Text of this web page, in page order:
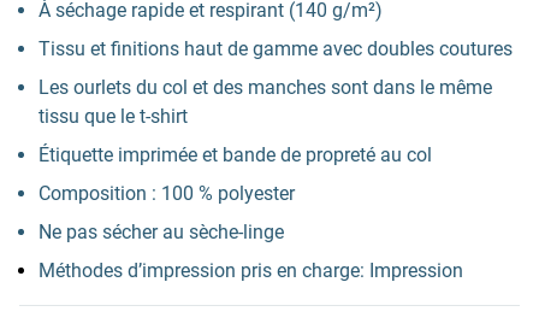
À séchage rapide et respirant (140 g/m²)
Tissu et finitions haut de gamme avec doubles coutures
Les ourlets du col et des manches sont dans le même
tissu que le t-shirt
Étiquette imprimée et bande de propreté au col
Composition : 100 % polyester
Ne pas sécher au sèche-linge
Méthodes d’impression pris en charge: Impression